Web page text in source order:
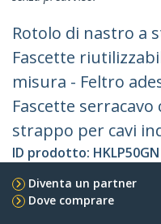
Rotolo di nastro a
Fascette
misura - Feltro
Fascette serracavo
strappo per cavi
ID prodotto: HKLP50GN
Diventa un partner
Dove comprare